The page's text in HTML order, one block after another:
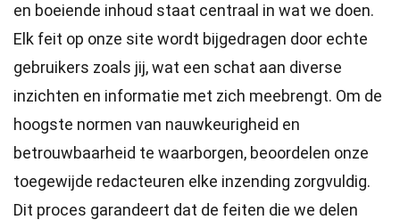
en boeiende inhoud staat centraal in wat we doen.
Elk feit op onze site wordt bijgedragen door echte
gebruikers zoals jij, wat een schat aan diverse
inzichten en informatie met zich meebrengt. Om de
hoogste normen van nauwkeurigheid en
betrouwbaarheid te waarborgen, beoordelen onze
toegewijde redacteuren elke inzending zorgvuldig.
Dit proces garandeert dat de feiten die we delen